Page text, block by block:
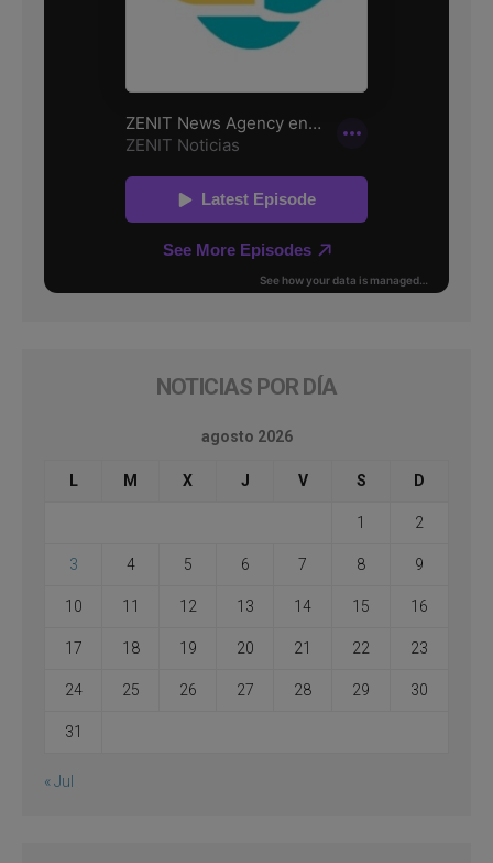
NOTICIAS POR DÍA
agosto 2026
L M X J V S D
1 2
3 4 5 6 7 8 9
10 11 12 13 14 15 16
17 18 19 20 21 22 23
24 25 26 27 28 29 30
31
« Jul